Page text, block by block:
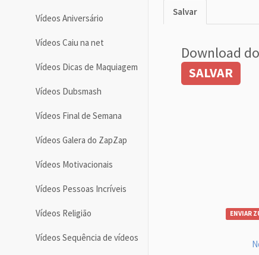
Vídeos Aniversário
Vídeos Caiu na net
Vídeos Dicas de Maquiagem
Vídeos Dubsmash
Vídeos Final de Semana
Vídeos Galera do ZapZap
Vídeos Motivacionais
Vídeos Pessoas Incríveis
Vídeos Religião
Vídeos Sequência de vídeos
Salvar
Download
SALVAR
ENVIAR